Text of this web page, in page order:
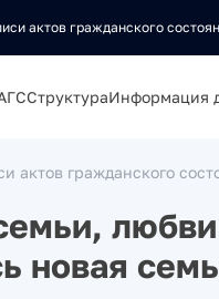
актов гражданского
СтруктураИнформация
актов гражданского
новая